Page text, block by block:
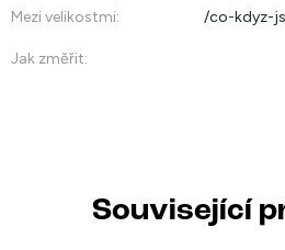
Mezi velikostmi: /co-kdyz-
Jak změřit:
Související